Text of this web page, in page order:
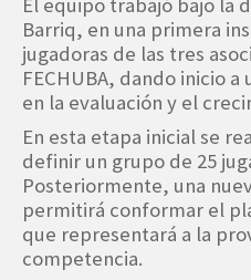
El equipo trabajó bajo la
Barriq, en una primera
jugadoras de las tres
FECHUBA, dando inicio
en la evaluación y el
En esta etapa inicial se
definir un grupo de 25
Posteriormente, una
permitirá conformar el
que representará a la
competencia.